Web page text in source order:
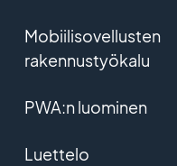
Mobiilisovellusten
rakennustyökalu
PWA:n luominen
Luettelo